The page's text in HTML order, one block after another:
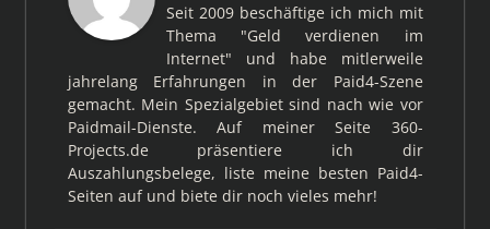
Seit 2009 beschäftige ich mich mit
Thema "Geld verdienen im
Internet" und habe mitlerweile
jahrelang Erfahrungen in der Paid4-Szene
gemacht. Mein Spezialgebiet sind nach wie vor
Paidmail-Dienste. Auf meiner Seite 360-
Projects.de präsentiere ich dir
Auszahlungsbelege, liste meine besten Paid4-
Seiten auf und biete dir noch vieles mehr!